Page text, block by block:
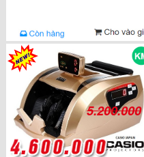
5.200.000